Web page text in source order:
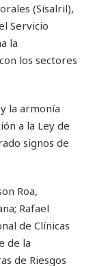
(Sisalril),
Servicio
la
los sectores
la armonía
a la Ley de
signos de
Roa,
Rafael
de Clínicas
de la
de Riesgos